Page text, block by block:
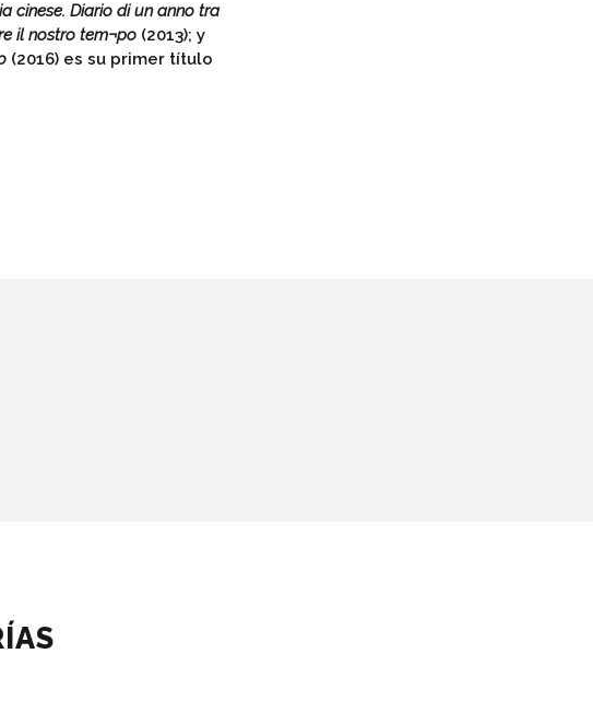
cinese. Diario di un anno tra
il nostro tem¬po (2013); y
(2016) es su primer título